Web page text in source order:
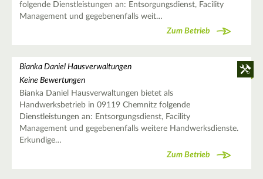
folgende Dienstleistungen an: Entsorgungsdienst, Facility
Management und gegebenenfalls weit…
Zum Betrieb
Bianka Daniel Hausverwaltungen
Keine Bewertungen
Bianka Daniel Hausverwaltungen bietet als
Handwerksbetrieb in 09119 Chemnitz folgende
Dienstleistungen an: Entsorgungsdienst, Facility
Management und gegebenenfalls weitere Handwerksdienste.
Erkundige…
Zum Betrieb